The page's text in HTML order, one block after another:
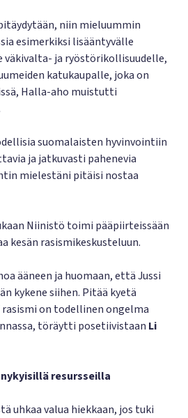
niin mieluummin
esimerkiksi lisääntyvälle
väkivalta- ja ryöstörikollisuudelle,
katukaupalle, joka on
Halla-aho muistutti
suomalaisten hyvinvointiin
ja jatkuvasti pahenevia
mielestäni pitäisi nostaa
Niinistö toimi pääpiirteissään
kesän rasismikeskusteluun.
ääneen ja huomaan, että Jussi
kykene siihen. Pitää kyetä
on todellinen ongelma
töräytti posetiivistaan Li
resursseilla
uhkaa valua hiekkaan, jos tuki